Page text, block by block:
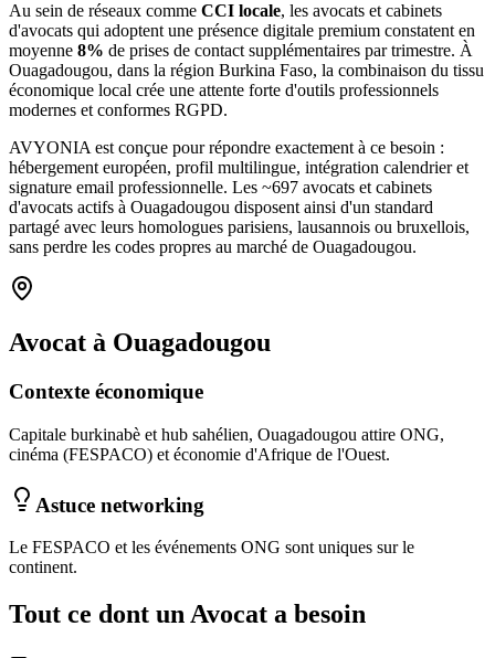
Au sein de réseaux comme CCI locale, les avocats et cabinets
d'avocats qui adoptent une présence digitale premium constatent en
moyenne 8% de prises de contact supplémentaires par trimestre. À
Ouagadougou, dans la région Burkina Faso, la combinaison du tissu
économique local crée une attente forte d'outils professionnels
modernes et conformes RGPD.
AVYONIA est conçue pour répondre exactement à ce besoin :
hébergement européen, profil multilingue, intégration calendrier et
signature email professionnelle. Les ~697 avocats et cabinets
d'avocats actifs à Ouagadougou disposent ainsi d'un standard
partagé avec leurs homologues parisiens, lausannois ou bruxellois,
sans perdre les codes propres au marché de Ouagadougou.
Avocat à Ouagadougou
Contexte économique
Capitale burkinabè et hub sahélien, Ouagadougou attire ONG,
cinéma (FESPACO) et économie d'Afrique de l'Ouest.
Astuce networking
Le FESPACO et les événements ONG sont uniques sur le
continent.
Tout ce dont un Avocat a besoin